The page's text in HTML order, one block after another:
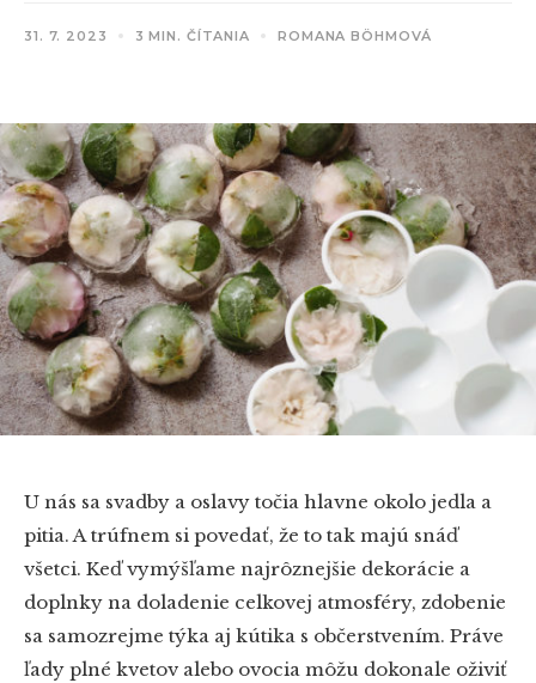
31. 7. 2023 3 MIN. ČÍTANIA ROMANA BÖHMOVÁ
U nás sa svadby a oslavy točia hlavne okolo jedla a
pitia. A trúfnem si povedať, že to tak majú snáď
všetci. Keď vymýšľame najrôznejšie dekorácie a
doplnky na doladenie celkovej atmosféry, zdobenie
sa samozrejme týka aj kútika s občerstvením. Práve
ľady plné kvetov alebo ovocia môžu dokonale oživiť